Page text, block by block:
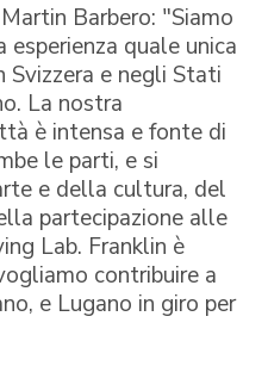
Barbero: "Siamo
quale unica
Svizzera e negli Stati
La nostra
è intensa e fonte di
le parti, e si
e della cultura, del
partecipazione alle
Lab. Franklin è
contribuire a
e Lugano in giro per